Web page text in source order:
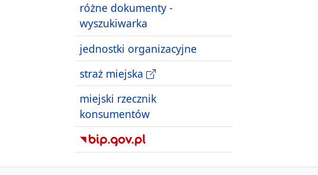
różne dokumenty -
wyszukiwarka
jednostki organizacyjne
straż miejska
miejski rzecznik
konsumentów